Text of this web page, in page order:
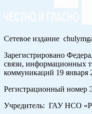
Сетевое издание
Зарегистрировано
связи, информационных
коммуникаций 19 января
Регистрационный
Учредитель: ГАУ НСО